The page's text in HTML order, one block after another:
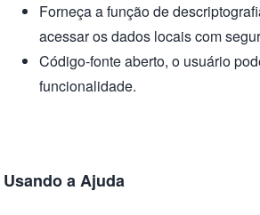
Forneça a função de
acessar os dados locais com
Código-fonte aberto, o usuário
funcionalidade.
Usando a Ajuda